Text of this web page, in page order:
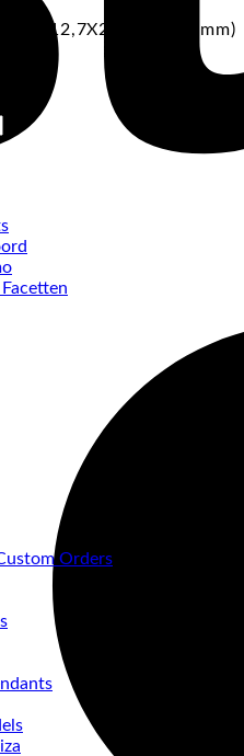
21X12,7X2mm, (ᴓ 1,2mm)
Orders